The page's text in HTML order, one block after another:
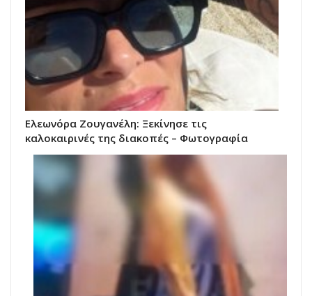
Ελεωνόρα Ζουγανέλη: Ξεκίνησε τις
καλοκαιρινές της διακοπές – Φωτογραφία